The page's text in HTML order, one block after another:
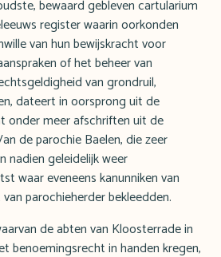
bewaard gebleven cartularium
register waarin oorkonden
van hun bewijskracht voor
of het beheer van
van grondruil,
dateert in oorsprong uit de
onder meer afschriften uit de
de parochie Baelen, die zeer
nadien geleidelijk weer
waar eveneens kanunniken van
parochieherder bekleedden.
de abten van Kloosterrade in
benoemingsrecht in handen kregen,